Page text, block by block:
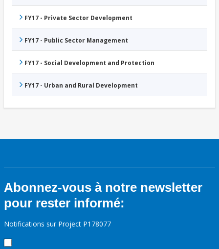
FY17 - Private Sector Development
FY17 - Public Sector Management
FY17 - Social Development and Protection
FY17 - Urban and Rural Development
Abonnez-vous à notre newsletter
pour rester informé:
Notifications sur Project P178077